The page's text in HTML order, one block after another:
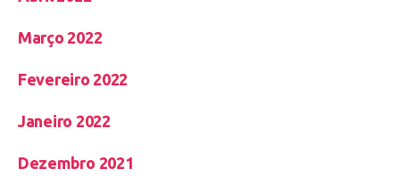
Março 2022
Fevereiro 2022
Janeiro 2022
Dezembro 2021